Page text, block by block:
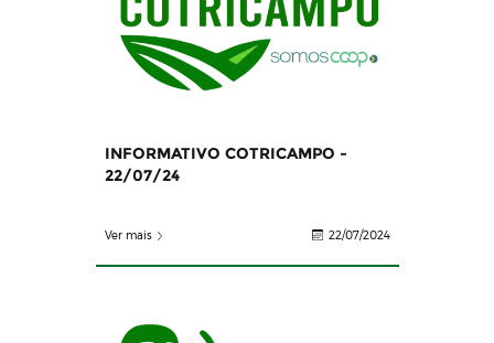
INFORMATIVO COTRICAMPO -
22/07/24
Ver mais 22/07/2024